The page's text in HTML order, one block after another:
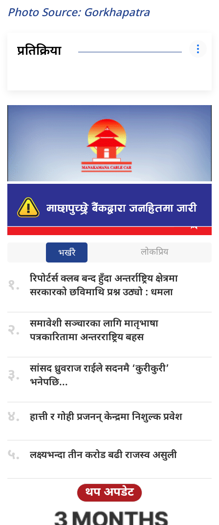
Photo Source: Gorkhapatra
प्रतिक्रिया
भर्खरै लोकप्रिय
१. रिपोर्टर्स क्लबबन्द हुँदा अन्तर्राष्ट्रिय क्षेत्रमा
सरकारको छविमाथि प्रश्न उठ्यो : धमला
२. समावेशी सञ्चारकालागि मातृभाषा
पत्रकारितामा अन्तरराष्ट्रिय बहस
३. सांसद ध्रुवराजराईले सदनमै ‘कुरीकुरी’
भनेपछि...
४. हात्ती रगोही प्रजनन् केन्द्रमा निशुल्क प्रवेश
५. लक्ष्यभन्दा तीनकरोड बढी राजस्व असुली
थप अपडेट